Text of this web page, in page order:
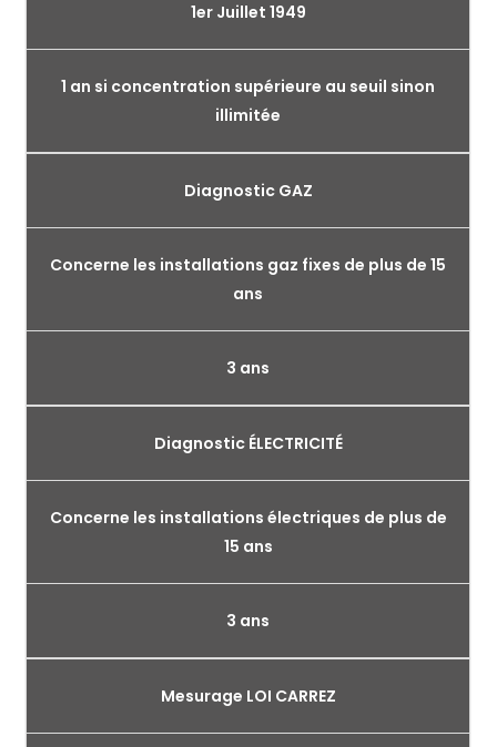
1er Juillet 1949
1 an si concentration supérieure au seuil sinon
illimitée
Diagnostic GAZ
Concerne les installations gaz fixes de plus de 15
ans
3 ans
Diagnostic ÉLECTRICITÉ
Concerne les installations électriques de plus de
15 ans
3 ans
Mesurage LOI CARREZ